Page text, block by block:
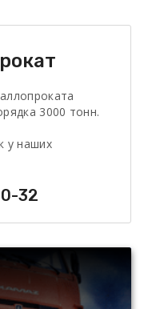
3000 тонн.
у наших
32